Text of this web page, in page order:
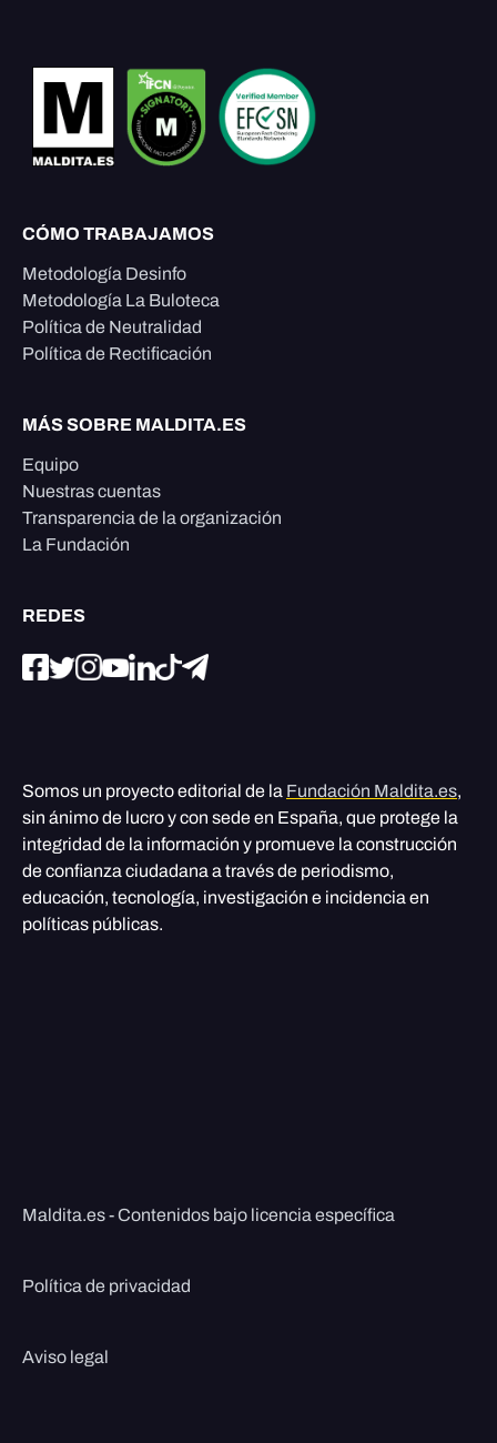
CÓMO TRABAJAMOS
Metodología Desinfo
Metodología La Buloteca
Política de Neutralidad
Política de Rectificación
MÁS SOBRE MALDITA.ES
Equipo
Nuestras cuentas
Transparencia de la organización
La Fundación
REDES
Somos un proyecto editorial de la Fundación Maldita.es,
sin ánimo de lucro y con sede en España, que protege la
integridad de la información y promueve la construcción
de confianza ciudadana a través de periodismo,
educación, tecnología, investigación e incidencia en
políticas públicas.
Maldita.es - Contenidos bajo licencia específica
Política de privacidad
Aviso legal